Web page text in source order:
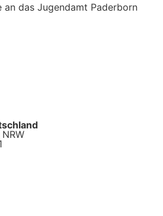
das Jugendamt Pa­derborn